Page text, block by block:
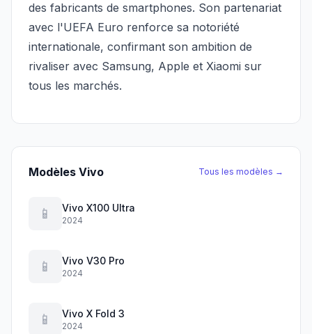
des fabricants de smartphones. Son partenariat
avec l'UEFA Euro renforce sa notoriété
internationale, confirmant son ambition de
rivaliser avec Samsung, Apple et Xiaomi sur
tous les marchés.
Modèles Vivo Tous les modèles →
📱 Vivo X100 Ultra
2024
📱 Vivo V30 Pro
2024
📱 Vivo X Fold 3
2024